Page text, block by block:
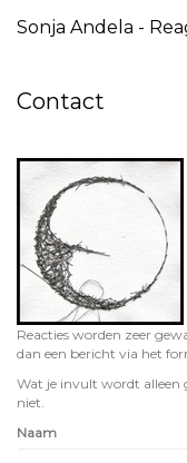
Sonja Andela -
Contact
Reacties worden zeer
dan een bericht via het
Wat je invult wordt alleen
niet.
Naam